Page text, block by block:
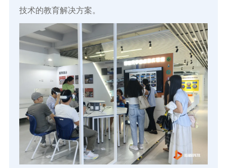
技术的教育解决方案。